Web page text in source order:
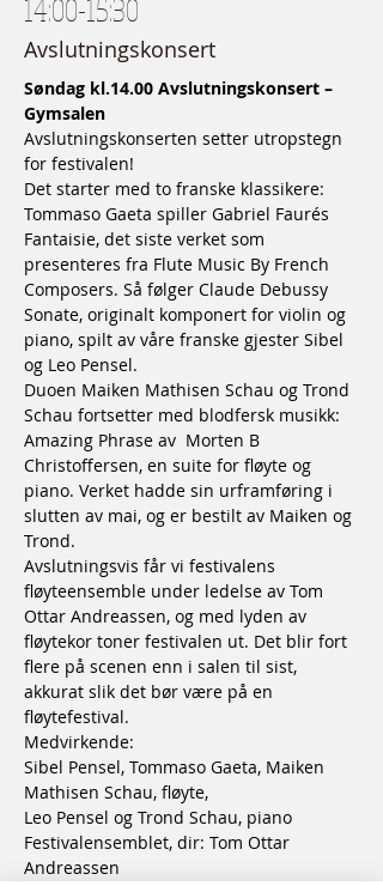
14:00-15:30
Avslutningskonsert
Søndag kl.14.00 Avslutningskonsert –
Gymsalen
Avslutningskonserten setter utropstegn
for festivalen!
Det starter med to franske klassikere:
Tommaso Gaeta spiller Gabriel Faurés
Fantaisie, det siste verket som
presenteres fra Flute Music By French
Composers. Så følger Claude Debussy
Sonate, originalt komponert for violin og
piano, spilt av våre franske gjester Sibel
og Leo Pensel.
Duoen Maiken Mathisen Schau og Trond
Schau fortsetter med blodfersk musikk:
Amazing Phrase av  Morten B
Christoffersen, en suite for fløyte og
piano. Verket hadde sin urframføring i
slutten av mai, og er bestilt av Maiken og
Trond.
Avslutningsvis får vi festivalens
fløyteensemble under ledelse av Tom
Ottar Andreassen, og med lyden av
fløytekor toner festivalen ut. Det blir fort
flere på scenen enn i salen til sist,
akkurat slik det bør være på en
fløytefestival.
Medvirkende:
Sibel Pensel, Tommaso Gaeta, Maiken
Mathisen Schau, fløyte,
Leo Pensel og Trond Schau, piano
Festivalensemblet, dir: Tom Ottar
Andreassen